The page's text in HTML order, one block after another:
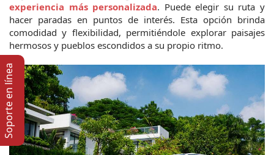
experiencia más personalizada. Puede elegir su ruta y
hacer paradas en puntos de interés. Esta opción brinda
comodidad y flexibilidad, permitiéndole explorar paisajes
hermosos y pueblos escondidos a su propio ritmo.
Soporte en lí­nea